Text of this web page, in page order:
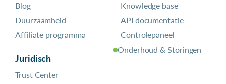
Blog
Duurzaamheid
Affiliate programma
Juridisch
Trust Center
Knowledge base
API documentatie
Controlepaneel
Onderhoud & Storingen